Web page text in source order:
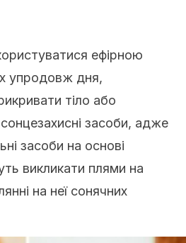
ефірною
упродовж дня,
тіло або
засоби, адже
засоби на основі
викликати плями на
на неї сонячних